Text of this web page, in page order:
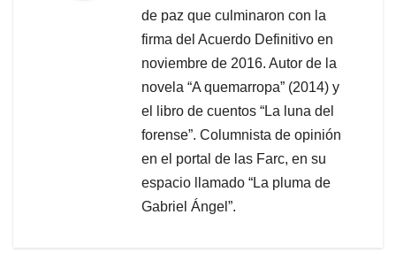
de paz que culminaron con la
firma del Acuerdo Definitivo en
noviembre de 2016. Autor de la
novela “A quemarropa” (2014) y
el libro de cuentos “La luna del
forense”. Columnista de opinión
en el portal de las Farc, en su
espacio llamado “La pluma de
Gabriel Ángel”.